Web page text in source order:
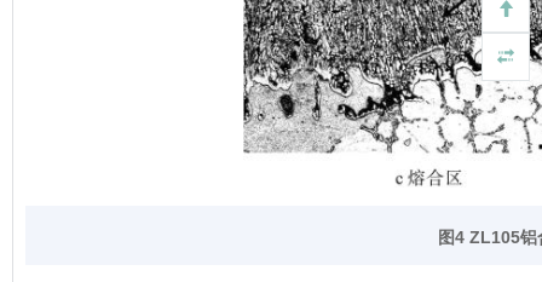
图4 ZL105铝